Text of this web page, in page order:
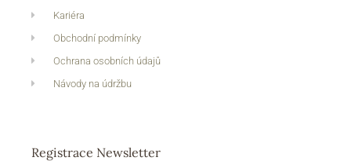
Kariéra
Obchodní podmínky
Ochrana osobních údajů
Návody na údržbu
Registrace Newsletter